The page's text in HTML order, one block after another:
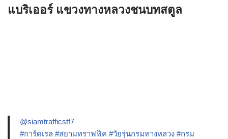
แบริเออร์ แขวงทางหลวงชนบทสตูล
@siamtrafficstf7
#การ์ดเรล #สยามทราฟฟิค #วัยรุ่นกรมทางหลวง #กรม